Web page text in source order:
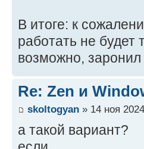
В итоге: к
работать не
возможно,
Re: Zen и
skoltogyan » 14 ноя
а такой вариант?